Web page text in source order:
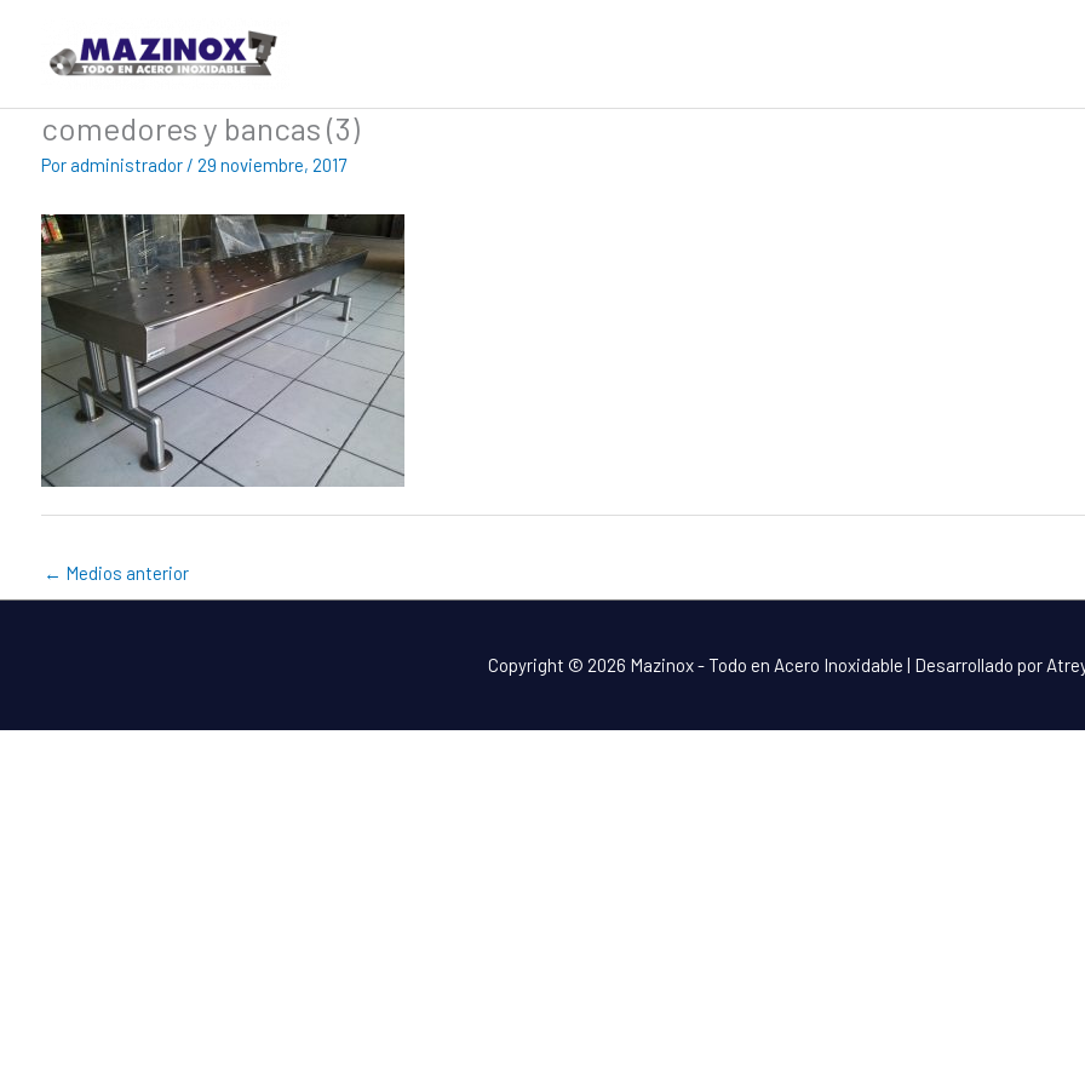
contenido
comedores y bancas (3)
Por administrador/ 29 noviembre, 2017
← Medios anterior
Copyright © 2026 Mazinox - Todo en Acero Inoxidable | Desarrollado por